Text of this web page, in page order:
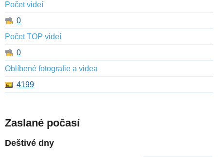
Počet videí
0
Počet TOP videí
0
Oblíbené fotografie a videa
4199
Zaslané počasí
Deštivé dny